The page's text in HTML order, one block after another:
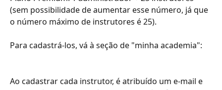
(sem possibilidade de aumentar esse número, já que
o número máximo de instrutores é 25).
Para cadastrá-los, vá à seção de "minha academia":
Ao cadastrar cada instrutor, é atribuído um e-mail e